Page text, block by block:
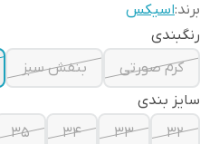
برند:اسیکس
رنگبندی
کرم صورتی
بنفش سبز
سایز بندی
32
33
34
35